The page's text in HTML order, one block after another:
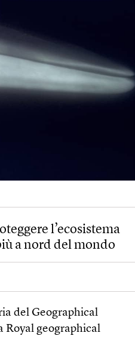
l’ecosistema
a nord del mondo
del Geographical
Royal geographical